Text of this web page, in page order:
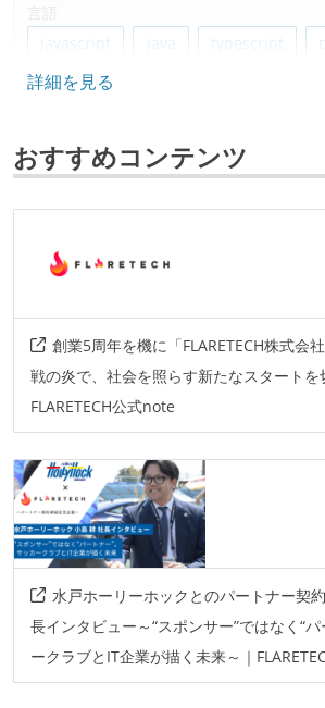
言語
javascript
java typescript
python
react.js
react nuxt.js
データベース
プロジェクト管理
github
情報共有ツール
slack
その他
firebase
amazon-web google-
詳細を見る
おすすめコンテンツ
創業5周年を機に「FLARETECH株式
戦の炎で、社会を照らす新たなスタートを
FLARETECH公式note
水戸ホーリーホックとのパートナー契
長インタビュー～“スポンサー”ではなく“
ークラブとIT企業が描く未来～｜